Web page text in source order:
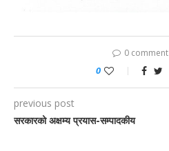
0 comment
0
previous post
सरकारको अक्षम्य प्रयास-सम्पादकीय